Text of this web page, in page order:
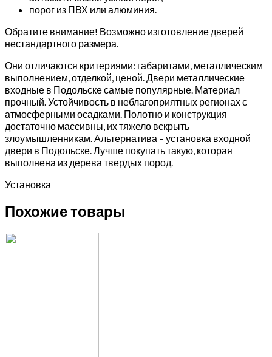
порог из ПВХ или алюминия.
Обратите внимание! Возможно изготовление дверей
нестандартного размера.
Они отличаются критериями: габаритами, металлическим
выполнением, отделкой, ценой. Двери металлические
входные в Подольске самые популярные. Материал
прочный. Устойчивость в неблагоприятных регионах с
атмосферными осадками. Полотно и конструкция
достаточно массивны, их тяжело вскрыть
злоумышленникам. Альтернатива – установка входной
двери в Подольске. Лучше покупать такую, которая
выполнена из дерева твердых пород.
Установка
Похожие товары